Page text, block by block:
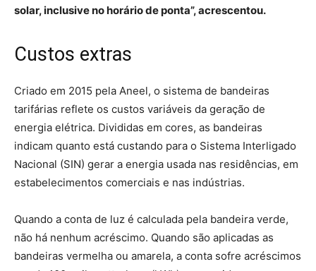
solar, inclusive no horário de ponta”, acrescentou.
Custos extras
Criado em 2015 pela Aneel, o sistema de bandeiras
tarifárias reflete os custos variáveis da geração de
energia elétrica. Divididas em cores, as bandeiras
indicam quanto está custando para o Sistema Interligado
Nacional (SIN) gerar a energia usada nas residências, em
estabelecimentos comerciais e nas indústrias.
Quando a conta de luz é calculada pela bandeira verde,
não há nenhum acréscimo. Quando são aplicadas as
bandeiras vermelha ou amarela, a conta sofre acréscimos